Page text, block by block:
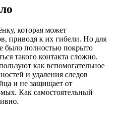
которая может
приводя к их гибели. Но для
было полностью покрыто
такого контакта сложно.
как вспомогательное
и удаления следов
и не защищает от
Как самостоятельный